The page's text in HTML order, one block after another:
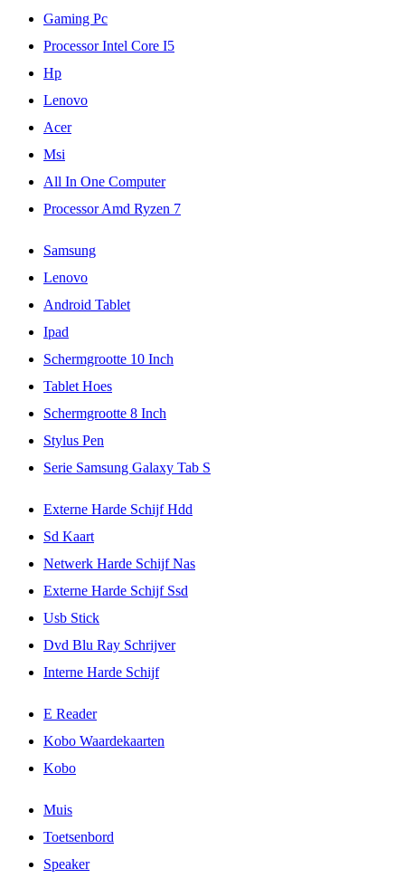
Gaming Pc
Processor Intel Core I5
Hp
Lenovo
Acer
Msi
All In One Computer
Processor Amd Ryzen 7
Samsung
Lenovo
Android Tablet
Ipad
Schermgrootte 10 Inch
Tablet Hoes
Schermgrootte 8 Inch
Stylus Pen
Serie Samsung Galaxy Tab S
Externe Harde Schijf Hdd
Sd Kaart
Netwerk Harde Schijf Nas
Externe Harde Schijf Ssd
Usb Stick
Dvd Blu Ray Schrijver
Interne Harde Schijf
E Reader
Kobo Waardekaarten
Kobo
Muis
Toetsenbord
Speaker